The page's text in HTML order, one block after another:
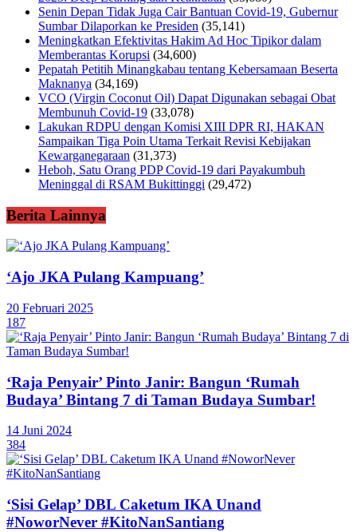
Senin Depan Tidak Juga Cair Bantuan Covid-19, Gubernur
Sumbar Dilaporkan ke Presiden (35,141)
Meningkatkan Efektivitas Hakim Ad Hoc Tipikor dalam
Memberantas Korupsi (34,600)
Pepatah Petitih Minangkabau tentang Kebersamaan Beserta
Maknanya (34,169)
VCO (Virgin Coconut Oil) Dapat Digunakan sebagai Obat
Membunuh Covid-19 (33,078)
Lakukan RDPU dengan Komisi XIII DPR RI, HAKAN
Sampaikan Tiga Poin Utama Terkait Revisi Kebijakan
Kewarganegaraan (31,373)
Heboh, Satu Orang PDP Covid-19 dari Payakumbuh
Meninggal di RSAM Bukittinggi (29,472)
Berita Lainnya
‘Ajo JKA Pulang Kampuang’
20 Februari 2025
187
‘Raja Penyair’ Pinto Janir: Bangun ‘Rumah
Budaya’ Bintang 7 di Taman Budaya Sumbar!
14 Juni 2024
384
‘Sisi Gelap’ DBL Caketum IKA Unand
#NoworNever #KitoNanSantiang